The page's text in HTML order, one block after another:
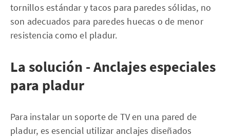
tornillos estándar y tacos para paredes sólidas, no
son adecuados para paredes huecas o de menor
resistencia como el pladur.
La solución - Anclajes especiales
para pladur
Para instalar un soporte de TV en una pared de
pladur, es esencial utilizar anclajes diseñados